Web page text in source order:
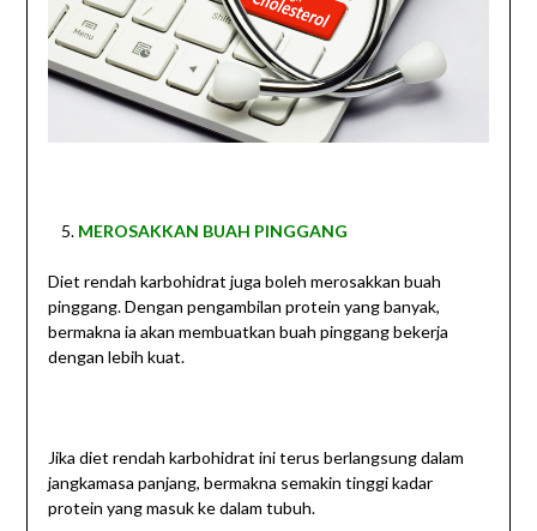
MEROSAKKAN BUAH PINGGANG
Diet rendah karbohidrat juga boleh merosakkan buah
pinggang. Dengan pengambilan protein yang banyak,
bermakna ia akan membuatkan buah pinggang bekerja
dengan lebih kuat.
Jika diet rendah karbohidrat ini terus berlangsung dalam
jangkamasa panjang, bermakna semakin tinggi kadar
protein yang masuk ke dalam tubuh.